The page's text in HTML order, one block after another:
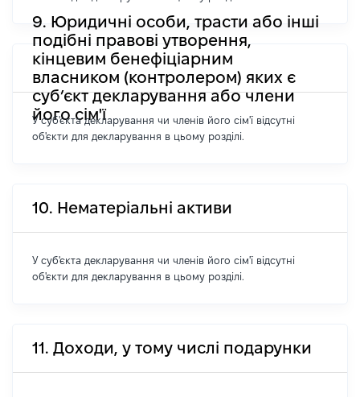
9. Юридичні особи, трасти або інші
подібні правові утворення,
кінцевим бенефіціарним
власником (контролером) яких є
суб’єкт декларування або члени
його сім'ї
У суб'єкта декларування чи членів його сім'ї відсутні
об'єкти для декларування в цьому розділі.
10. Нематеріальні активи
У суб'єкта декларування чи членів його сім'ї відсутні
об'єкти для декларування в цьому розділі.
11. Доходи, у тому числі подарунки